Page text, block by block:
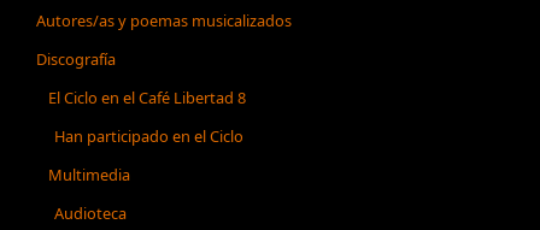
Autores/as y poemas musicalizados
Discografía
El Ciclo en el Café Libertad 8
Han participado en el Ciclo
Multimedia
Audioteca